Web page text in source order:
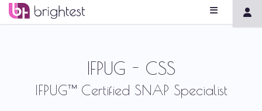
IFPUG - CSS
IFPUG™ Certified SNAP Specialist